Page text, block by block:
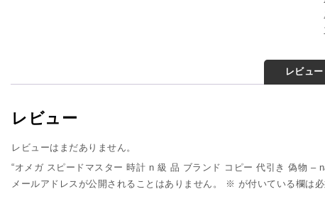
レビュ
レビュー
レビューはまだありません。
“オメガ スピードマスター 時計 n 級 品 ブランド コピー 代引き 偽物 –
メールアドレスが公開されることはありません。
※ が付いている欄は